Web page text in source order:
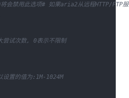
会禁用此选项# 如果aria2从远程HTTP/FTP
尝试次数, 0表示不限制
设置的值为:1M-1024M